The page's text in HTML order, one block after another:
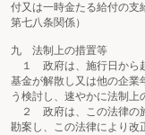
付又は一時金たる給付の支
第七八条関係）
九 法制上の措置等
１ 政府は、施行日から
基金が解散し又は他の企業
う検討し、速やかに法制上
２ 政府は、この法律の
勘案し、この法律により改